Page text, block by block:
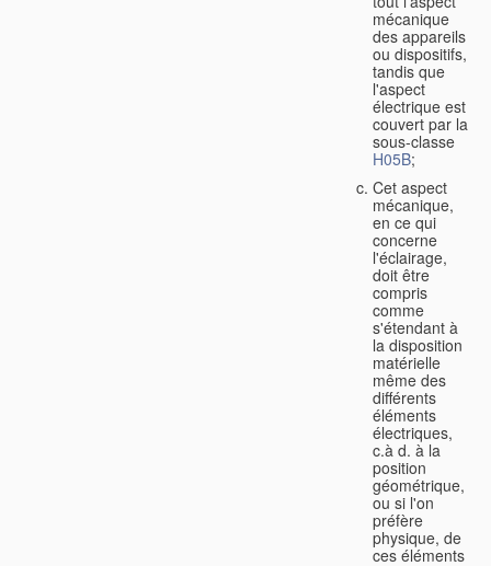
mécanique
des appareils
ou dispositifs,
tandis que
l'aspect
électrique est
couvert par la
sous-classe
H05B;
Cet aspect
mécanique,
en ce qui
concerne
l'éclairage,
doit être
compris
comme
s'étendant à
la disposition
matérielle
même des
différents
éléments
électriques,
c.à d. à la
position
géométrique,
ou si l'on
préfère
physique, de
ces éléments